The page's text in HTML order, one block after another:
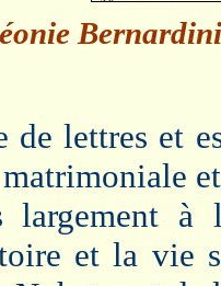
de lettres et
largement
et la vie